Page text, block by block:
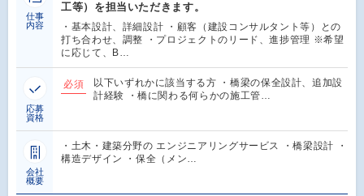
仕事
内容
工等）を担当いただきます。
・基本設計、詳細設計 ・顧客（建設コンサルタント等）との
打ち合わせ、調整 ・プロジェクトのリード、進捗管理 ※希望
に応じて、B…
応募
資格
必須
以下いずれかに該当する方 ・橋梁の保全設計、追加設
計経験 ・橋に関わる何らかの施工管…
会社
概要
・土木・建築分野の エンジニアリングサービス ・橋梁設計 ・
構造デザイン ・保全（メン…